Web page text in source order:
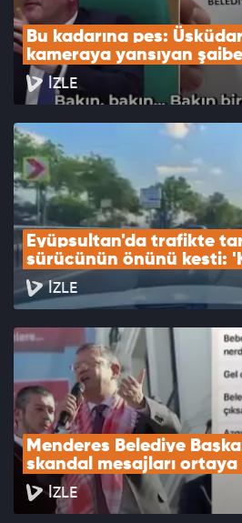
Bu kadarına pes:
kameraya yansıyan
İZLE
Eyüpsultan'da trafikte
sürücünün önünü kesti:
İZLE
Menderes Belediye
skandal mesajları ortaya
İZLE